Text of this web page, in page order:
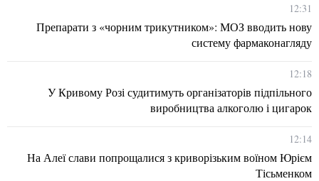
12:31
Препарати з «чорним трикутником»: МОЗ вводить нову
систему фармаконагляду
12:18
У Кривому Розі судитимуть організаторів підпільного
виробництва алкоголю і цигарок
12:14
На Алеї слави попрощалися з криворізьким воїном Юрієм
Тісьменком